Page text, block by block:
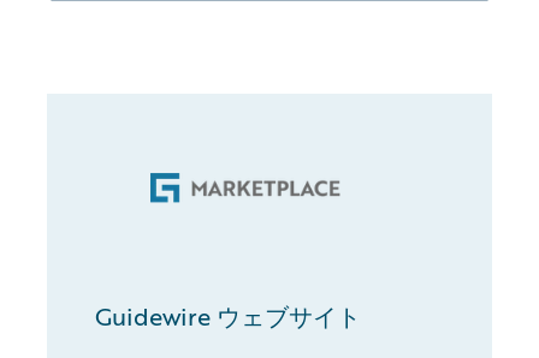
Guidewire ウェブサイト